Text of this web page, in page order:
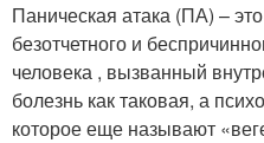
Паническая атака (ПА) –
безотчетного и
человека , вызванный
болезнь как таковая, а
которое еще называют